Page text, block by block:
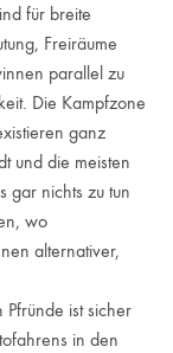
für breite
Freiräume
parallel zu
Die Kampfzone
ganz
und die meisten
gar nichts zu tun
wo
alternativer,
ist sicher
in den